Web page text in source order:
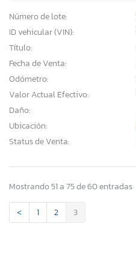
Número de lote:
ID vehicular (VIN):
Título:
Fecha de Venta:
Odómetro:
Valor Actual Efectivo:
Daño:
Ubicación:
Status de Venta:
Mostrando 51 a 75 de 60 entradas
< 1 2 3